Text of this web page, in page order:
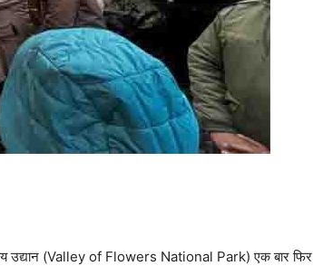
उद्यान (Valley of Flowers National Park) एक बार फिर